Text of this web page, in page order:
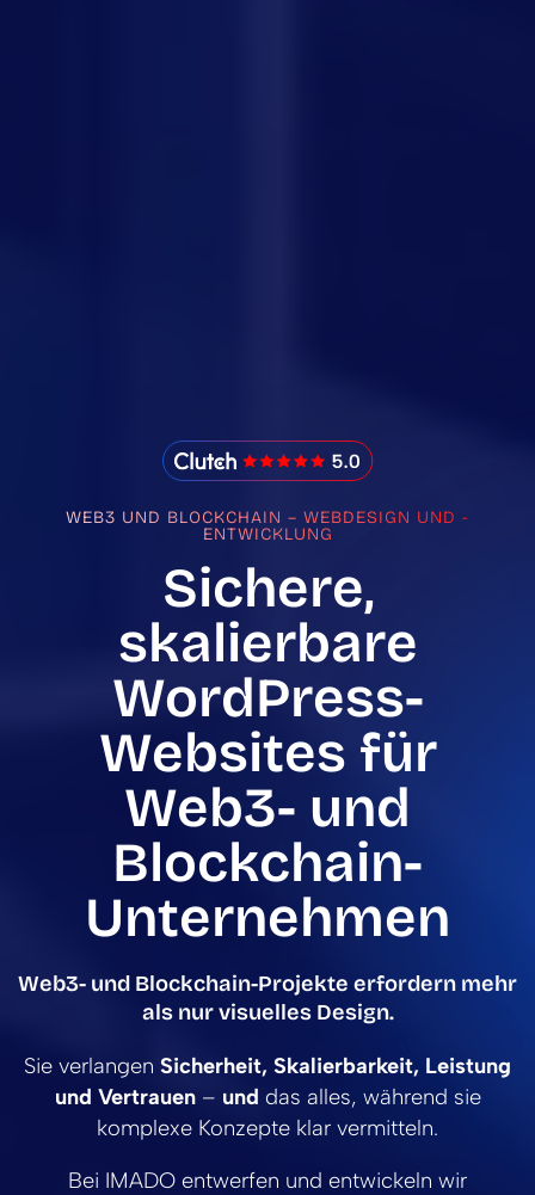
IMADO Reviews
WEB3 UND BLOCKCHAIN – WEBDESIGN UND -
ENTWICKLUNG
Sichere,
skalierbare
WordPress-
Websites für
Web3- und
Blockchain-
Unternehmen
Web3- und Blockchain-Projekte erfordern mehr
als nur visuelles Design.
Sie verlangen Sicherheit, Skalierbarkeit, Leistung
und Vertrauen– und das alles, während sie
komplexe Konzepte klar vermitteln.
Bei IMADO entwerfen und entwickeln wir